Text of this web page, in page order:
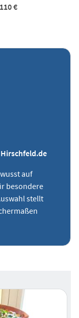
110 €
auf
besondere
stellt